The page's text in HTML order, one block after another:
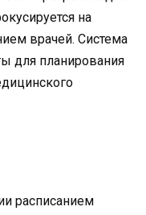
на
врачей. Система
для планирования
расписанием